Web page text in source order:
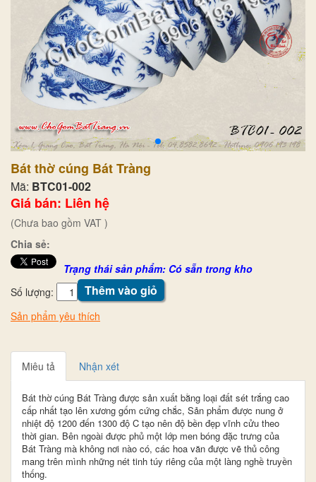
Bát thờ cúng Bát Tràng
Mã: BTC01-002
Giá bán: Liên hệ
(Chưa bao gồm VAT )
Chia sẻ:
Trạng thái sản phẩm: Có sẵn trong kho
Số lượng:
Thêm vào giỏ
Sản phẩm yêu thích
Miêu tả Nhận xét
Bát thờ cúng Bát Tràng được sản xuất bằng loại đất sét trắng cao
cấp nhất tạo lên xương gốm cứng chắc, Sản phẩm được nung ở
nhiệt độ 1200 đến 1300 độ C tạo nên độ bền đẹp vĩnh cửu theo
thời gian. Bên ngoài được phủ một lớp men bóng đặc trưng của
Bát Tràng mà không nơi nào có, các hoa văn được vẽ thủ công
mang trên mình những nét tinh túy riêng của một làng nghề truyền
thống.